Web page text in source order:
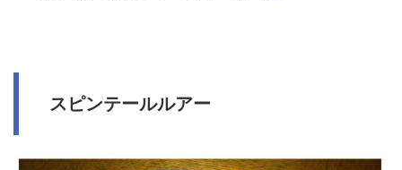
スピンテールルアー